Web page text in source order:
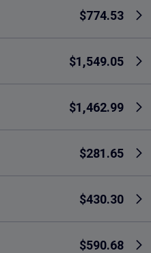
$774.53
$1,549.05
$1,462.99
$281.65
$430.30
$590.68